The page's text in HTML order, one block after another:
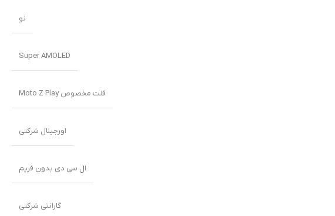
نو
Super AMOLED
فلت مخصوص Moto Z Play
اورجینال شرکتی
ال سی دی بدون فریم
گارانتی شرکتی